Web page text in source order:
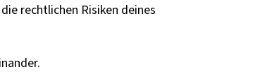
rechtlichen Risiken deines